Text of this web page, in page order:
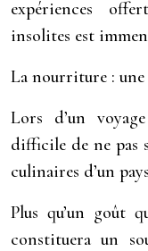
expériences
insolites est
La nourriture :
Lors d’un
difficile de ne pas
culinaires d’un
Plus qu’un goût
constituera un